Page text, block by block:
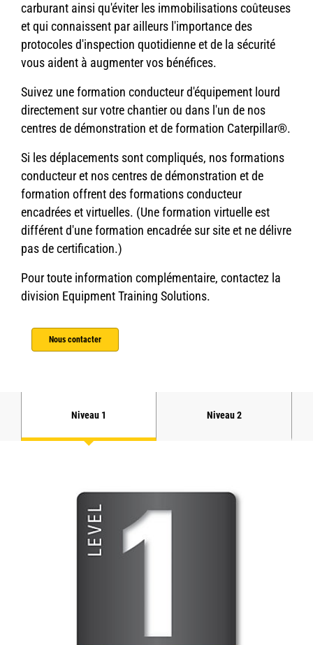
carburant ainsi qu'éviter les immobilisations coûteuses
et qui connaissent par ailleurs l'importance des
protocoles d'inspection quotidienne et de la sécurité
vous aident à augmenter vos bénéfices.
Suivez une formation conducteur d'équipement lourd
directement sur votre chantier ou dans l'un de nos
centres de démonstration et de formation Caterpillar®.
Si les déplacements sont compliqués, nos formations
conducteur et nos centres de démonstration et de
formation offrent des formations conducteur
encadrées et virtuelles. (Une formation virtuelle est
différent d'une formation encadrée sur site et ne délivre
pas de certification.)
Pour toute information complémentaire, contactez la
division Equipment Training Solutions.
Nous contacter
Niveau 1 Niveau 2